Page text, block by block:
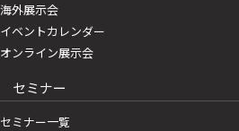
海外展示会
イベントカレンダー
オンライン展示会
セミナー
セミナー一覧